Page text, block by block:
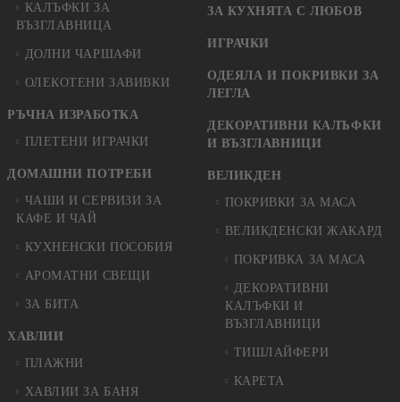
КАЛЪФКИ ЗА
ВЪЗГЛАВНИЦА
ДОЛНИ ЧАРШАФИ
ОЛЕКОТЕНИ ЗАВИВКИ
РЪЧНА ИЗРАБОТКА
ПЛЕТЕНИ ИГРАЧКИ
ДОМАШНИ ПОТРЕБИ
ЧАШИ И СЕРВИЗИ ЗА
КАФЕ И ЧАЙ
КУХНЕНСКИ ПОСОБИЯ
АРОМАТНИ СВЕЩИ
ЗА БИТА
ХАВЛИИ
ПЛАЖНИ
ХАВЛИИ ЗА БАНЯ
ЗА КУХНЯТА С ЛЮБОВ
ИГРАЧКИ
ОДЕЯЛА И ПОКРИВКИ ЗА
ЛЕГЛА
ДЕКОРАТИВНИ КАЛЪФКИ
И ВЪЗГЛАВНИЦИ
ВЕЛИКДЕН
ПОКРИВКИ ЗА МАСА
ВЕЛИКДЕНСКИ ЖАКАРД
ПОКРИВКА ЗА МАСА
ДЕКОРАТИВНИ
КАЛЪФКИ И
ВЪЗГЛАВНИЦИ
ТИШЛАЙФЕРИ
КАРЕТА